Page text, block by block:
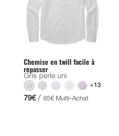
Chemise en twill facile à
repasser
Gris perle uni
+13
79€ / 65€ Multi-Achat